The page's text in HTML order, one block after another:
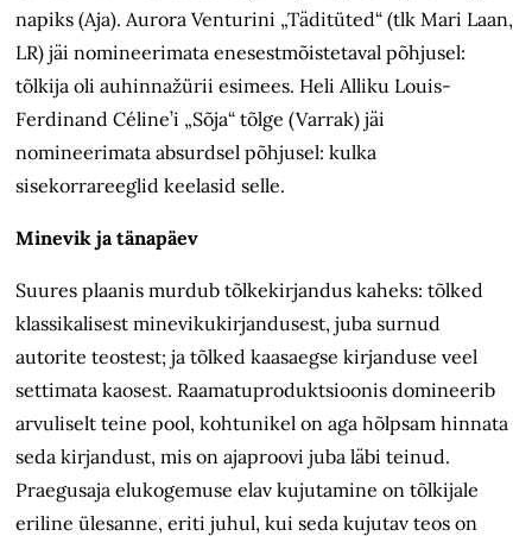
napiks (Aja). Aurora Venturini „Täditüted“ (tlk Mari Laan,
LR) jäi nomineerimata enesestmõistetaval põhjusel:
tõlkija oli auhinna­žürii esimees. Heli Alliku Louis-
Ferdinand Céline’i „Sõja“ tõlge (Varrak) jäi
nomineerimata absurdsel põhjusel: kulka
sisekorrareeglid keelasid selle.
Minevik ja tänapäev
Suures plaanis murdub tõlkekirjandus kaheks: tõlked
klassikalisest mineviku­kirjandusest, juba surnud
autorite teostest; ja tõlked kaasaegse kirjanduse veel
settimata kaosest. Raamatuproduktsioonis domineerib
arvuliselt teine pool, kohtunikel on aga hõlpsam hinnata
seda kirjandust, mis on ajaproovi juba läbi teinud.
Praegusaja elukogemuse elav kujutamine on tõlkijale
eriline ülesanne, eriti juhul, kui seda kujutav teos on